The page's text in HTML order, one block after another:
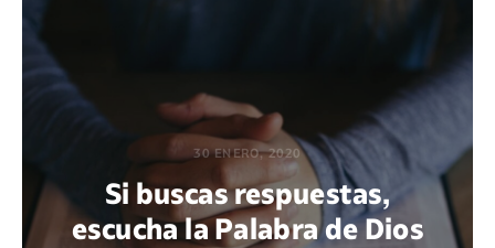
30 ENERO, 2020
Si buscas respuestas,
escucha la Palabra de Dios